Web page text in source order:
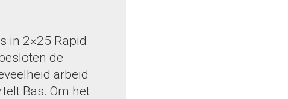
in 2×25 Rapid
de
arbeid
Bas. Om het